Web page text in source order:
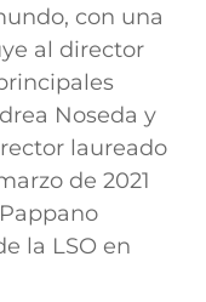
con una
al director
Noseda y
laureado
de 2021
la LSO en